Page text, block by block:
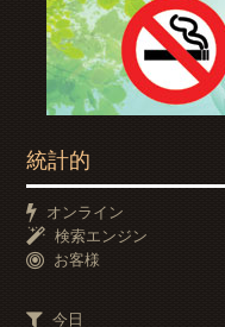
統計的
オンライン
検索エンジン
お客様
今日